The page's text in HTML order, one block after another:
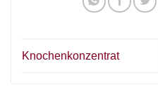
Knochenkonzentrat